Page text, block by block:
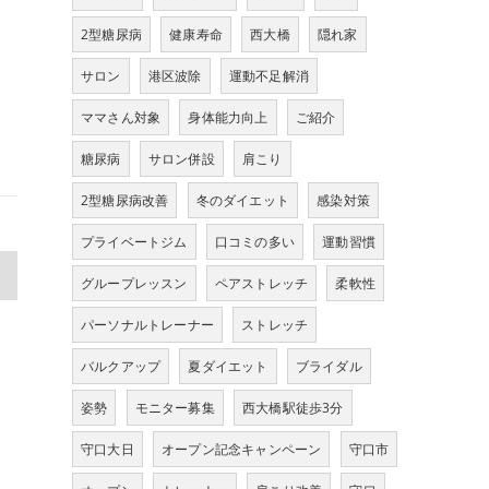
2型糖尿病 健康寿命 西大橋 隠れ家
サロン 港区波除 運動不足解消
ママさん対象 身体能力向上 ご紹介
糖尿病 サロン併設 肩こり
2型糖尿病改善 冬のダイエット 感染対策
プライベートジム 口コミの多い 運動習慣
グループレッスン ペアストレッチ 柔軟性
パーソナルトレーナー ストレッチ
バルクアップ 夏ダイエット ブライダル
姿勢 モニター募集 西大橋駅徒歩3分
守口大日 オープン記念キャンペーン 守口市